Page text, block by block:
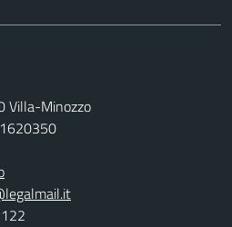
Villa-Minozzo